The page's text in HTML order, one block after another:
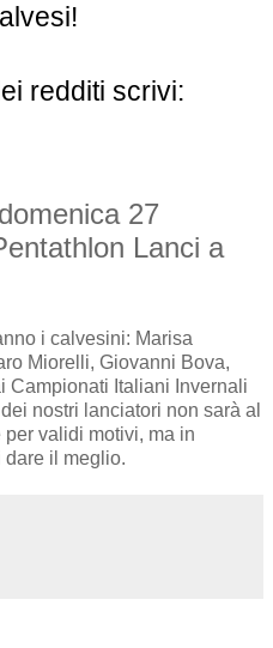
redditi scrivi:
27
Lanci a
i calvesini: Marisa
Miorelli, Giovanni Bova,
Campionati Italiani Invernali
nostri lanciatori non sarà al
validi motivi, ma in
dare il meglio.